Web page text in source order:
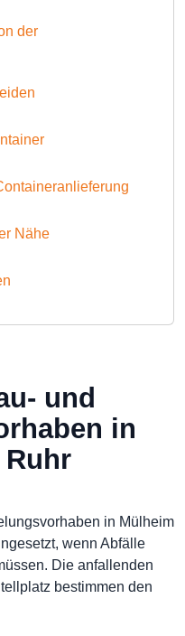
der
Nähe
und
in
in Mülheim
wenn Abfälle
Die anfallenden
bestimmen den